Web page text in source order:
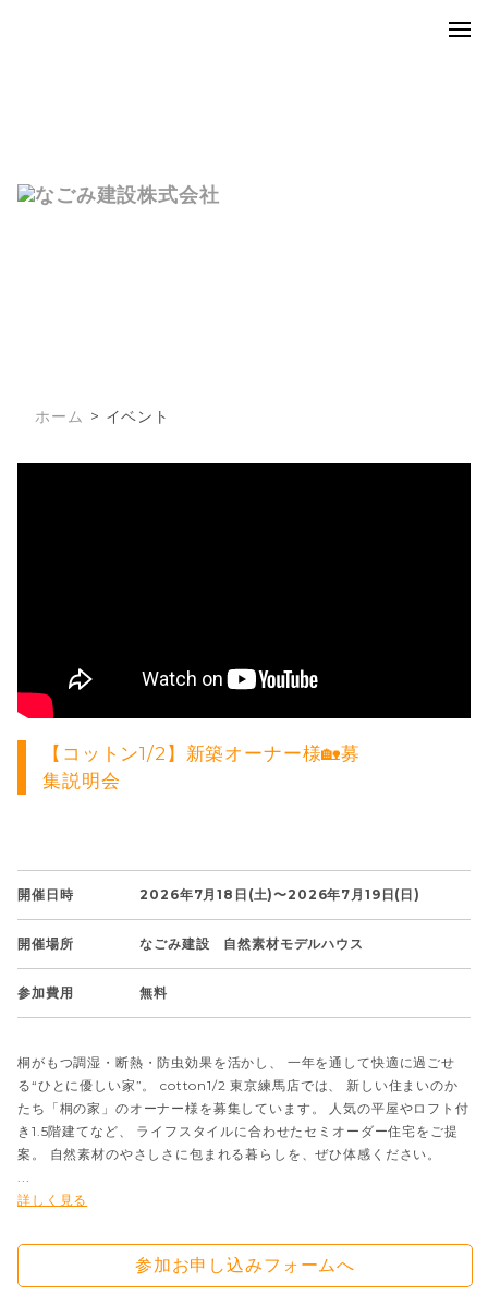
ホーム イベント
【コットン1/2】新築オーナー様🏡募
集説明会
開催日時 2026年7月18日(土)〜2026年7月19日(日)
開催場所 なごみ建設 自然素材モデルハウス
参加費用 無料
桐がもつ調湿・断熱・防虫効果を活かし、 一年を通して快適に過ごせ
る“ひとに優しい家”。 cotton1/2 東京練馬店では、 新しい住まいのか
たち「桐の家」のオーナー様を募集しています。 人気の平屋やロフト付
き1.5階建てなど、 ライフスタイルに合わせたセミオーダー住宅をご提
案。 自然素材のやさしさに包まれる暮らしを、ぜひ体感ください。
...
詳しく見る
参加お申し込みフォームへ